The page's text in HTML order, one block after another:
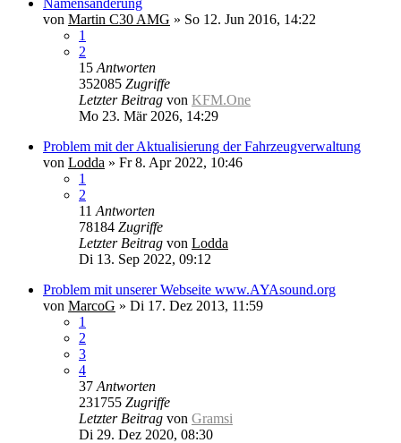
Namensänderung
von Martin C30 AMG » So 12. Jun 2016, 14:22
1
2
15 Antworten
352085 Zugriffe
Letzter Beitrag von KFM.One
Mo 23. Mär 2026, 14:29
Problem mit der Aktualisierung der Fahrzeugverwaltung
von Lodda » Fr 8. Apr 2022, 10:46
1
2
11 Antworten
78184 Zugriffe
Letzter Beitrag von Lodda
Di 13. Sep 2022, 09:12
Problem mit unserer Webseite www.AYAsound.org
von MarcoG » Di 17. Dez 2013, 11:59
1
2
3
4
37 Antworten
231755 Zugriffe
Letzter Beitrag von Gramsi
Di 29. Dez 2020, 08:30